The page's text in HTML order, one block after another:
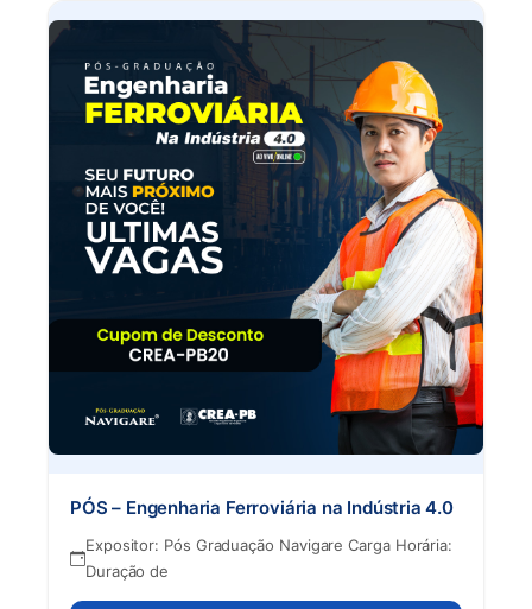
PÓS – Engenharia Ferroviária na Indústria 4.0
Expositor: Pós Graduação Navigare Carga Horária:
Duração de